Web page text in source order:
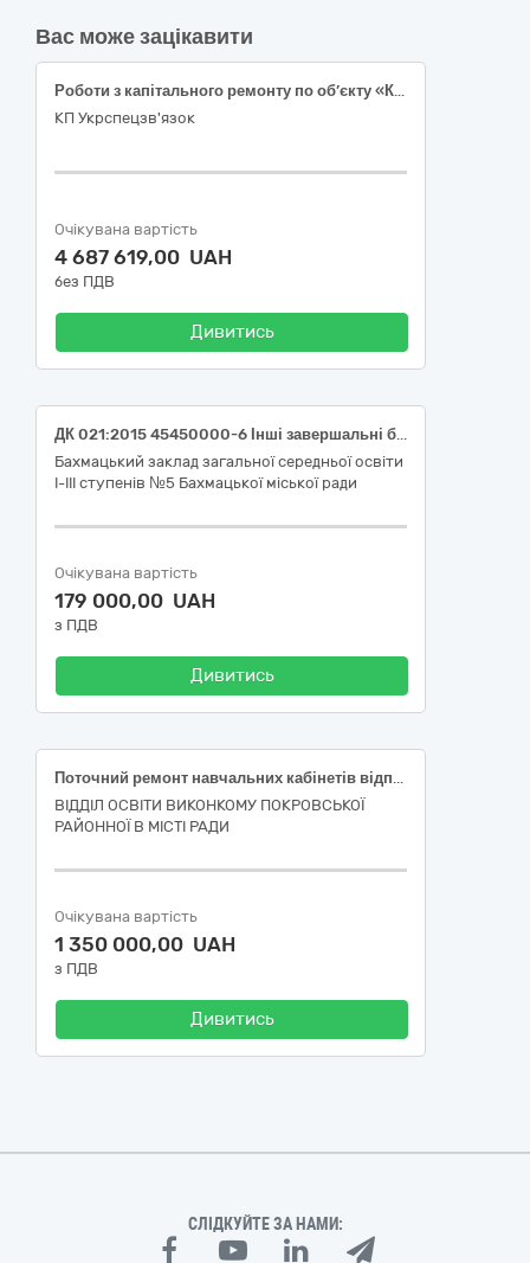
Вас може зацікавити
Роботи з капітального ремонту по об’єкту «Капітальний ремонт техбудівлі № 3 в м. Переяслав»
КП Укрспецзв'язок
Очікувана вартість
4 687 619,00 UAH
без ПДВ
Дивитись
ДК 021:2015 45450000-6 Інші завершальні будівельні роботи ( Поточний ремонт класної кімнати з облаштування STEM-лабораторії у Бахмацькому ЗЗСО І-ІІІ ступенів №5 Бахмацької міської ради за адресою: Чернігівська обл., Ніжинський р-н, м. Бахмач, вул. О.Мартинова,3 )
Бахмацький заклад загальної середньої освіти
І-ІІІ ступенів №5 Бахмацької міської ради
Очікувана вартість
179 000,00 UAH
з ПДВ
Дивитись
Поточний ремонт навчальних кабінетів відповідно до сучасних вимог організації освітнього середовища в Криворізькому Покровському ліцеї КМР ДО (українська філологія)
ВІДДІЛ ОСВІТИ ВИКОНКОМУ ПОКРОВСЬКОЇ
РАЙОННОЇ В МІСТІ РАДИ
Очікувана вартість
1 350 000,00 UAH
з ПДВ
Дивитись
СЛІДКУЙТЕ ЗА НАМИ: